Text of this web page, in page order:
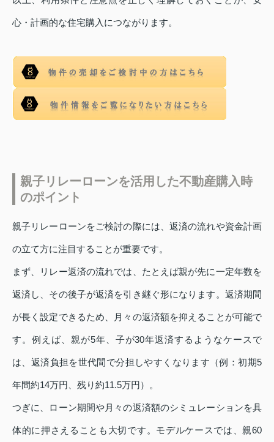
心・計画的な住宅購入につながります。
親子リレーローンを活用した不動産購入時
のポイント
親子リレーローンをご検討の際には、返済の流れや資金計画
の立て方に注目することが重要です。
まず、リレー返済の流れでは、たとえば親が先に一定年数を
返済し、その後子が返済を引き継ぐ形になります。返済期間
が長く設定できるため、月々の返済額を抑えることが可能で
す。例えば、親が5年、子が30年返済するようなケースで
は、返済負担を世代間で分担しやすくなります（例：初期5
年間約14万円、残り約11.5万円）。
つぎに、ローン期間や月々の返済額のシミュレーションを具
体的に押さえることも大切です。モデルケースでは、親60